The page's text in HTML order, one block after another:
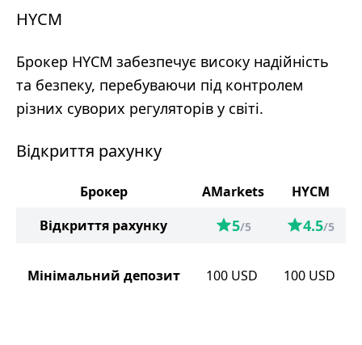
HYCM
Брокер HYCM забезпечує високу надійність
та безпеку, перебуваючи під контролем
різних суворих регуляторів у світі.
Відкриття рахунку
Брокер AMarkets
HYCM
Відкриття рахунку
5/5 4.5/5
Мінімальний депозит 100 USD 100 USD